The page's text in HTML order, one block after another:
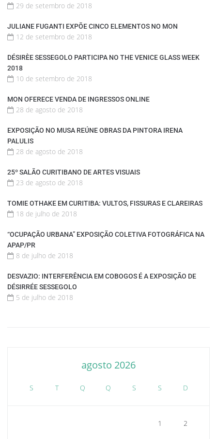
29 de setembro de 2018
JULIANE FUGANTI EXPÕE CINCO ELEMENTOS NO MON
12 de setembro de 2018
DÉSIRÈE SESSEGOLO PARTICIPA NO THE VENICE GLASS WEEK
2018
10 de setembro de 2018
MON OFERECE VENDA DE INGRESSOS ONLINE
28 de agosto de 2018
EXPOSIÇÃO NO MUSA REÚNE OBRAS DA PINTORA IRENA
PALULIS
28 de agosto de 2018
25º SALÃO CURITIBANO DE ARTES VISUAIS
23 de agosto de 2018
TOMIE OTHAKE EM CURITIBA: VULTOS, FISSURAS E CLAREIRAS
18 de julho de 2018
“OCUPAÇÃO URBANA” EXPOSIÇÃO COLETIVA FOTOGRÁFICA NA
APAP/PR
8 de julho de 2018
DESVAZIO: INTERFERÊNCIA EM COBOGOS É A EXPOSIÇÃO DE
DÉSIRRÉE SESSEGOLO
5 de julho de 2018
agosto 2026
S T Q Q S S D
1 2